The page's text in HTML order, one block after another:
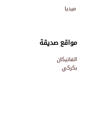
ميديا
مواقع صديقة
الفاتيكان
بكركي